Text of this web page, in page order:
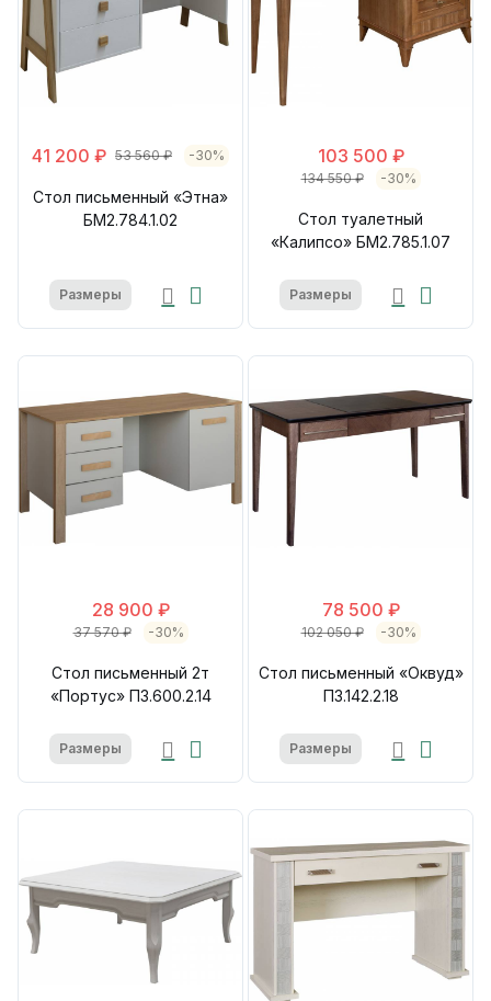
41 200 ₽ 53 560 ₽ -30%
Стол письменный «Этна»
БМ2.784.1.02
Размеры
103 500 ₽
134 550 ₽ -30%
Стол туалетный
«Калипсо» БМ2.785.1.07
Размеры
28 900 ₽
37 570 ₽ -30%
Стол письменный 2т
«Портус» П3.600.2.14
Размеры
78 500 ₽
102 050 ₽ -30%
Стол письменный «Оквуд»
П3.142.2.18
Размеры